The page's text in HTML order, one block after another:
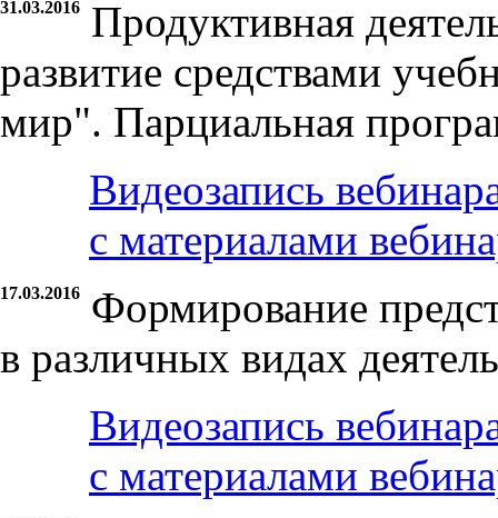
31.03.2016
Продуктивная
развитие средствами
мир". Парциальная
Видеозапись
с материалами
17.03.2016
Формирование
в различных видах
Видеозапись
с материалами